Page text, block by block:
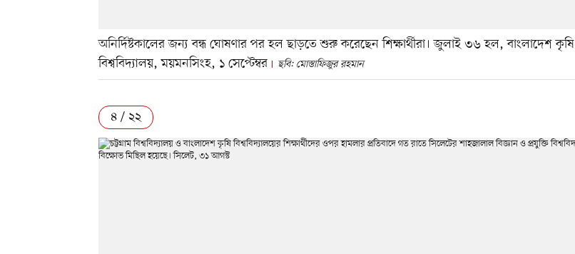
অনির্দিষ্টকালের জন্য বন্ধ ঘোষণার পর হল ছাড়তে শুরু করেছেন শিক্ষার্থীরা। জুলাই ৩৬ হল, বাংলাদেশ কৃষি
বিশ্ববিদ্যালয়, ময়মনসিংহ, ১ সেপ্টেম্বর
ছবি: মোস্তাফিজুর রহমান
৪ / ২২